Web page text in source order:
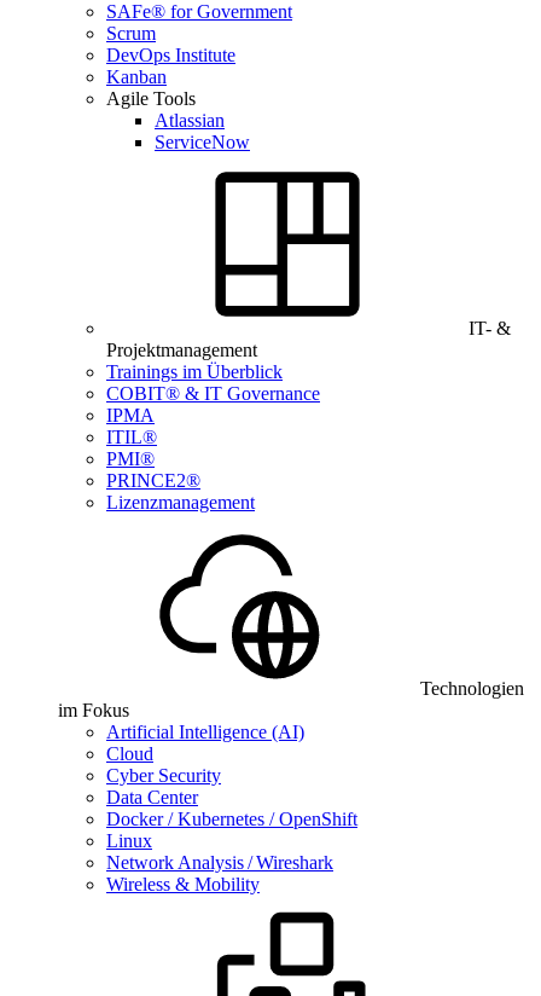
SAFe® for Government
Scrum
DevOps Institute
Kanban
Agile Tools
Atlassian
ServiceNow
IT- &
Projektmanagement
Trainings im Überblick
COBIT® & IT Governance
IPMA
ITIL®
PMI®
PRINCE2®
Lizenzmanagement
Technologien
im Fokus
Artificial Intelligence (AI)
Cloud
Cyber Security
Data Center
Docker / Kubernetes / OpenShift
Linux
Network Analysis / Wireshark
Wireless & Mobility